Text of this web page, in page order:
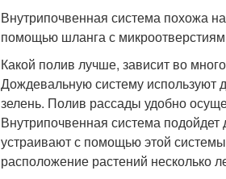
Внутрипочвенная система похожа
помощью шланга с
Какой полив лучше, зависит во
Дождевальную систему используют
зелень. Полив рассады удобно
Внутрипочвенная система
устраивают с помощью этой
расположение растений несколько